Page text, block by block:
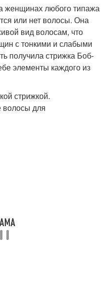
женщинах любого типажа
или нет волосы. Она
вид волосам, что
с тонкими и слабыми
получила стрижка Боб-
элементы каждого из